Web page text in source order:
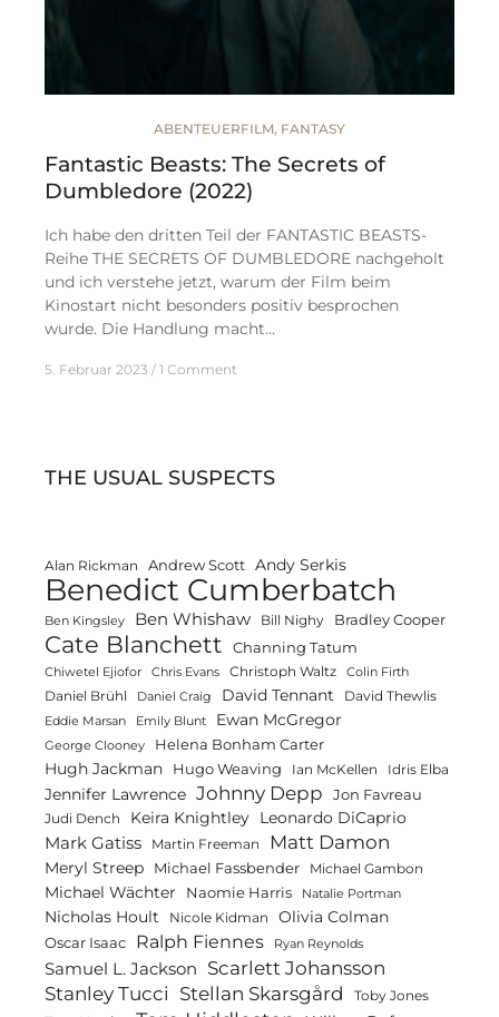
ABENTEUERFILM, FANTASY
Fantastic Beasts: The Secrets of
Dumbledore (2022)
Ich habe den dritten Teil der FANTASTIC BEASTS-
Reihe THE SECRETS OF DUMBLEDORE nachgeholt
und ich verstehe jetzt, warum der Film beim
Kinostart nicht besonders positiv besprochen
wurde. Die Handlung macht…
5. Februar 2023 1 Comment
THE USUAL SUSPECTS
Alan Rickman Andrew Scott Andy Serkis
Benedict Cumberbatch
Ben Kingsley Ben Whishaw Bill Nighy Bradley Cooper
Cate Blanchett Channing Tatum
Chiwetel Ejiofor Chris Evans Christoph Waltz Colin Firth
Daniel Brühl Daniel Craig David Tennant David Thewlis
Eddie Marsan Emily Blunt Ewan McGregor
George Clooney Helena Bonham Carter
Hugh Jackman Hugo Weaving Ian McKellen Idris Elba
Jennifer Lawrence Johnny Depp Jon Favreau
Judi Dench Keira Knightley Leonardo DiCaprio
Mark Gatiss Martin Freeman Matt Damon
Meryl Streep Michael Fassbender Michael Gambon
Michael Wächter Naomie Harris Natalie Portman
Nicholas Hoult Nicole Kidman Olivia Colman
Oscar Isaac Ralph Fiennes Ryan Reynolds
Samuel L. Jackson Scarlett Johansson
Stanley Tucci Stellan Skarsgård Toby Jones